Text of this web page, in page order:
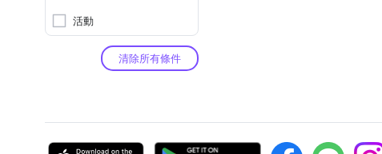
活動
清除所有條件